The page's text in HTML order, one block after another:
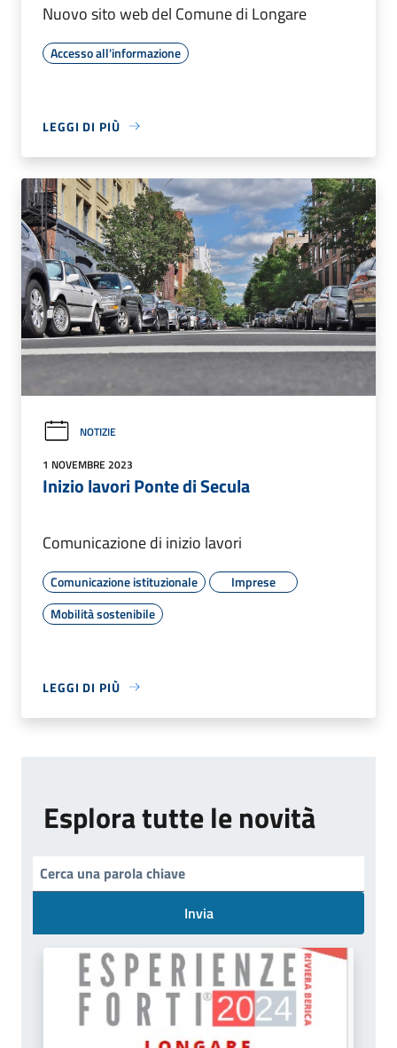
Nuovo sito web del Comune di Longare
Accesso all'informazione
LEGGI DI PIÙ
NOTIZIE
1 NOVEMBRE 2023
Inizio lavori Ponte di Secula
Comunicazione di inizio lavori
Comunicazione istituzionale
Imprese
Mobilità sostenibile
LEGGI DI PIÙ
Esplora tutte le novità
Invia